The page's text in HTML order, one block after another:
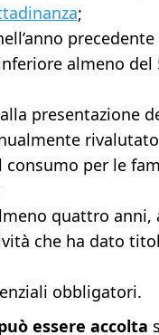
;
almeno
presentazione
consumo per le
quattro anni,
che ha dato
obbligatori.
essere accolta